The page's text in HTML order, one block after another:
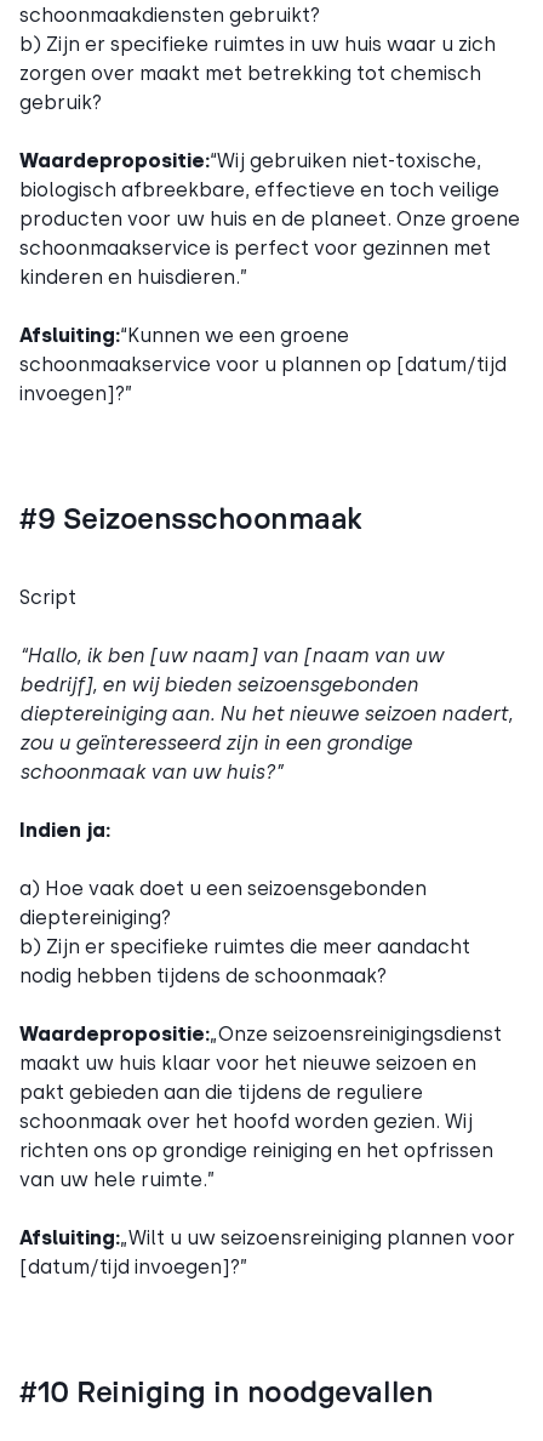
schoonmaakdiensten gebruikt?
b) Zijn er specifieke ruimtes in uw huis waar u zich
zorgen over maakt met betrekking tot chemisch
gebruik?
Waardepropositie:“Wij gebruiken niet-toxische,
biologisch afbreekbare, effectieve en toch veilige
producten voor uw huis en de planeet. Onze groene
schoonmaakservice is perfect voor gezinnen met
kinderen en huisdieren.”
Afsluiting:“Kunnen we een groene
schoonmaakservice voor u plannen op [datum/tijd
invoegen]?”
#9 Seizoensschoonmaak
Script
“Hallo, ik ben [uw naam] van [naam van uw
bedrijf], en wij bieden seizoensgebonden
dieptereiniging aan. Nu het nieuwe seizoen nadert,
zou u geïnteresseerd zijn in een grondige
schoonmaak van uw huis?”
Indien ja:
a) Hoe vaak doet u een seizoensgebonden
dieptereiniging?
b) Zijn er specifieke ruimtes die meer aandacht
nodig hebben tijdens de schoonmaak?
Waardepropositie:„Onze seizoensreinigingsdienst
maakt uw huis klaar voor het nieuwe seizoen en
pakt gebieden aan die tijdens de reguliere
schoonmaak over het hoofd worden gezien. Wij
richten ons op grondige reiniging en het opfrissen
van uw hele ruimte.”
Afsluiting:„Wilt u uw seizoensreiniging plannen voor
[datum/tijd invoegen]?”
#10 Reiniging in noodgevallen